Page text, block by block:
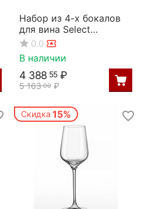
Набор из 4-х бокалов
для вина Select
Burgundy 730мл;
D=85/125,H=250мм,
Rona
0.0
В наличии
5 163 00 ₽
4 388 55 ₽
Скидка 15%